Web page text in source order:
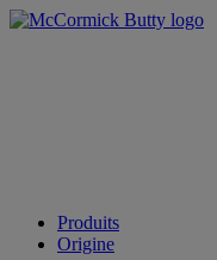
Produits
Origine